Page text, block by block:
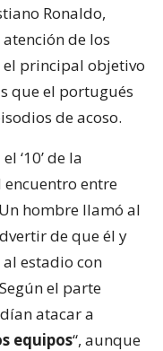
Ronaldo,
de los
el principal objetivo
que el portugués
de acoso.
‘10’ de la
entre
hombre llamó al
de que él y
estadio con
el parte
atacar a
equipos“, aunque